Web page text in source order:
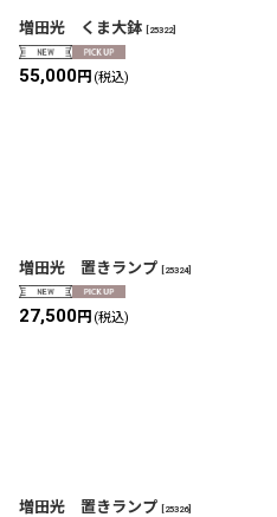
増田光 くま大鉢 25322]
55,000円 (税込)
増田光 置きランプ [25324]
27,500円 (税込)
増田光 置きランプ 25326]